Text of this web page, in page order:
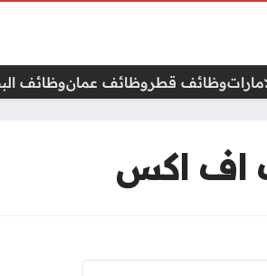
وظائف قطروظائف عمانوظائف
اف اكس